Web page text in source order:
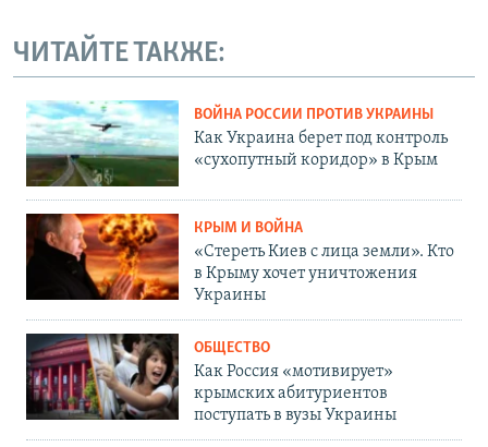
ЧИТАЙТЕ ТАКЖЕ:
ВОЙНА РОССИИ ПРОТИВ УКРАИНЫ
Как Украина берет под контроль
«сухопутный коридор» в Крым
КРЫМ И ВОЙНА
«Стереть Киев с лица земли». Кто
в Крыму хочет уничтожения
Украины
ОБЩЕСТВО
Как Россия «мотивирует»
крымских абитуриентов
поступать в вузы Украины